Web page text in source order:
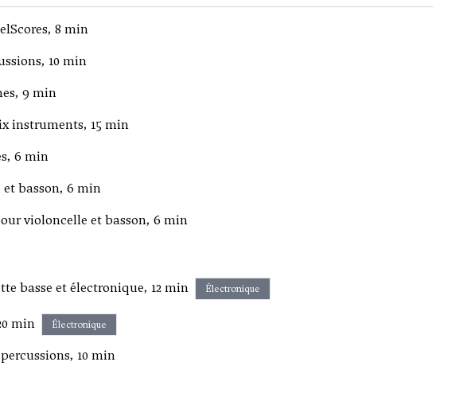
8 min
10 min
9 min
instruments, 15 min
6 min
basson, 6 min
violoncelle et basson, 6 min
basse et électronique, 12 min Électronique
min Électronique
10 min